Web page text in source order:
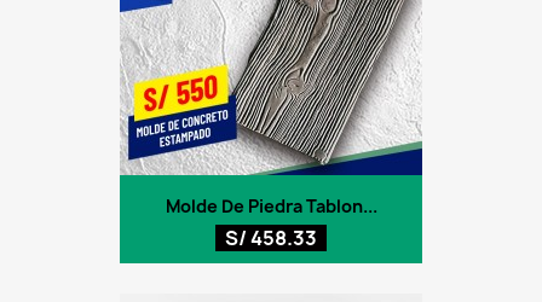
Molde De Piedra Tablon...
S/ 458.33